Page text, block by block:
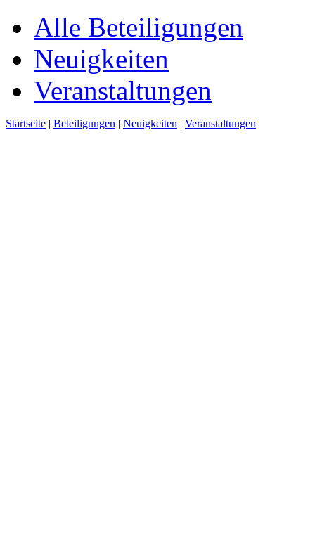
Alle Beteiligungen
Neuigkeiten
Veranstaltungen
Startseite | Beteiligungen | Neuigkeiten | Veranstaltungen